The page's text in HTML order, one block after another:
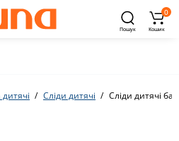
Пошук
0
Кошик
Сліди дитячі Сліди дитячі